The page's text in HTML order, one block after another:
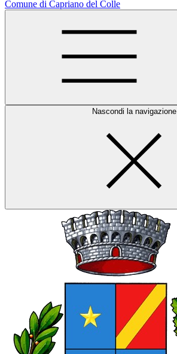
Comune di Capriano del Colle
Nascondi la navigazione